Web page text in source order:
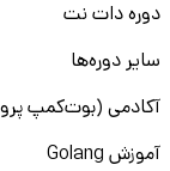
دوره دات نت
سایر دوره‌ها
آکادمی (بوت‌کمپ
آموزش Golang